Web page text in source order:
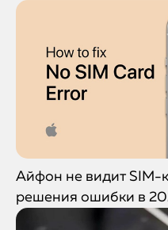
Айфон не видит SIM-
решения ошибки в